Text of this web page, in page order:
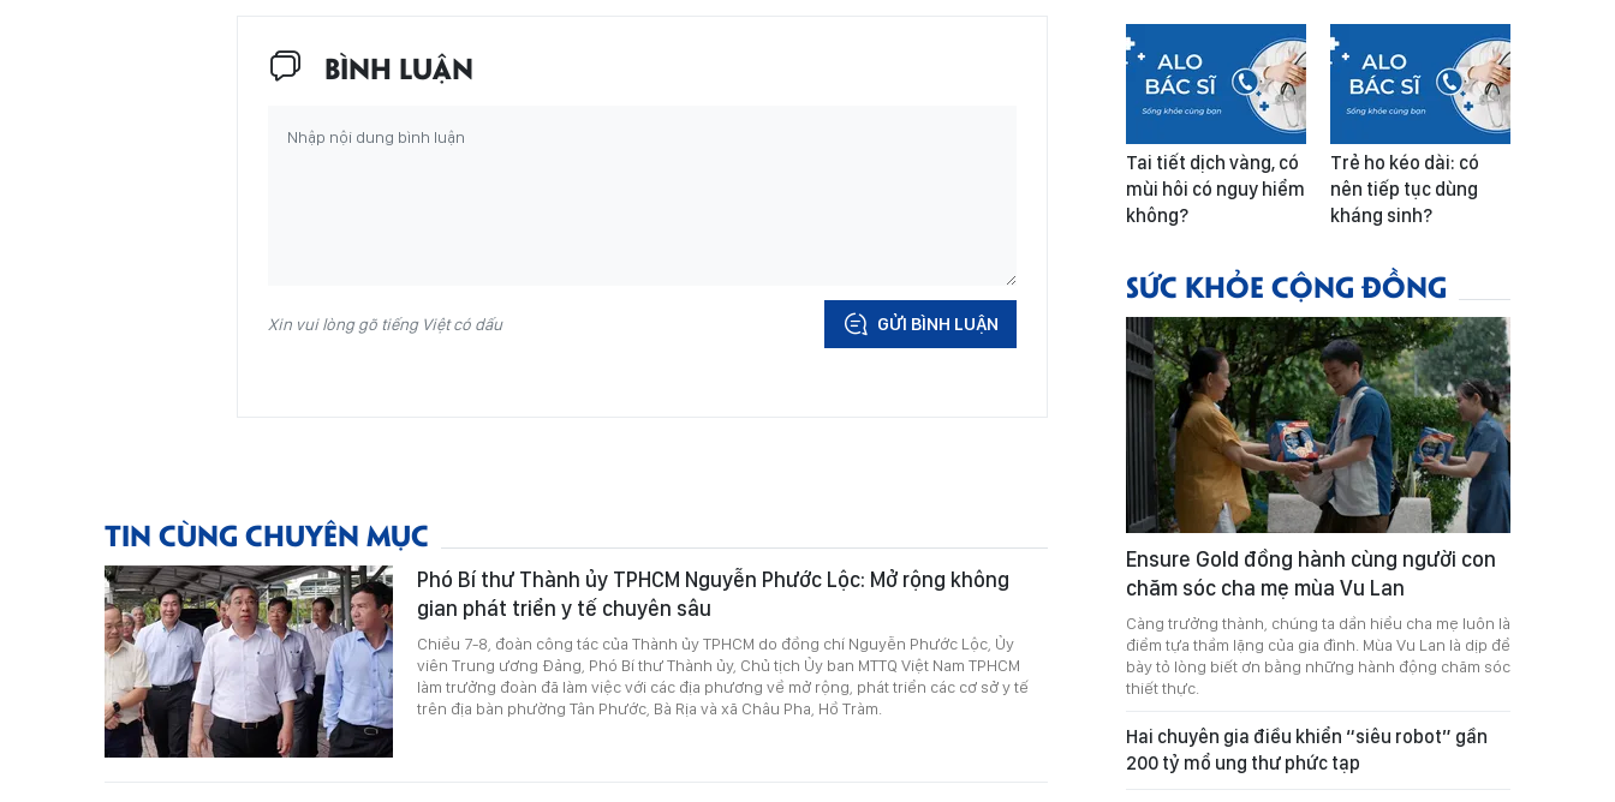
BÌNH LUẬN
Xin vui lòng gõ tiếng Việt có dấu GỬI BÌNH LUẬN
TIN CÙNG CHUYÊN MỤC
Phó Bí thư Thành ủy TPHCM Nguyễn Phước Lộc: Mở rộng không
gian phát triển y tế chuyên sâu
Chiều 7-8, đoàn công tác của Thành ủy TPHCM do đồng chí Nguyễn Phước Lộc, Ủy
viên Trung ương Đảng, Phó Bí thư Thành ủy, Chủ tịch Ủy ban MTTQ Việt Nam TPHCM
làm trưởng đoàn đã làm việc với các địa phương về mở rộng, phát triển các cơ sở y tế
trên địa bàn phường Tân Phước, Bà Rịa và xã Châu Pha, Hồ Tràm.
Tai tiết dịch vàng, có
mùi hôi có nguy hiểm
không?
Trẻ ho kéo dài: có
nên tiếp tục dùng
kháng sinh?
SỨC KHỎE CỘNG ĐỒNG
Ensure Gold đồng hành cùng người con
chăm sóc cha mẹ mùa Vu Lan
Càng trưởng thành, chúng ta dần hiểu cha mẹ luôn là
điểm tựa thầm lặng của gia đình. Mùa Vu Lan là dịp để
bày tỏ lòng biết ơn bằng những hành động chăm sóc
thiết thực.
Hai chuyên gia điều khiển “siêu robot” gần
200 tỷ mổ ung thư phức tạp